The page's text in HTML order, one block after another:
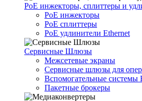
PoE инжекторы, сплиттеры и
PoE инжекторы
PoE сплиттеры
PoE удлинители Ethernet
Сервисные Шлюзы
Межсетевые экраны
Сервисные шлюзы для
Вспомогательные системы
Пакетные брокеры